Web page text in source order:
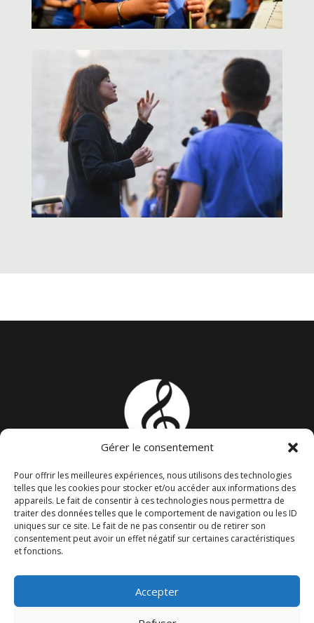
Gérer le consentement
Pour offrir les meilleures expériences, nous utilisons des technologies
telles que les cookies pour stocker et/ou accéder aux informations des
appareils. Le fait de consentir à ces technologies nous permettra de
traiter des données telles que le comportement de navigation ou les ID
uniques sur ce site. Le fait de ne pas consentir ou de retirer son
consentement peut avoir un effet négatif sur certaines caractéristiques
et fonctions.
Accepter
MOMMESSIN BERGER
Fonds de dotation
© 2026 Photos - Mathieu Blin, Pierre Morel, Nicolas